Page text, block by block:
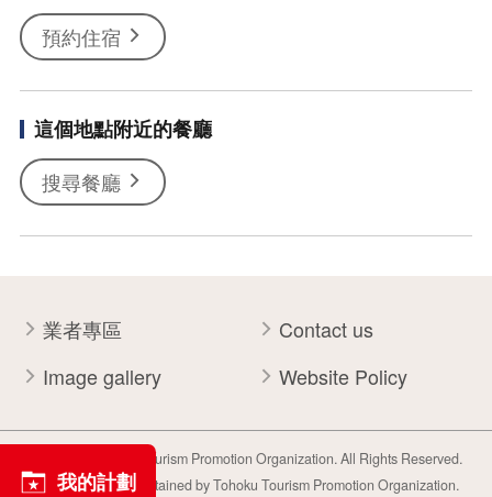
預約住宿
這個地點附近的餐廳
搜尋餐廳
業者專區
Contact us
Image gallery
Website Policy
Copyright Tohoku Tourism Promotion Organization. All Rights Reserved.
This website is maintained by Tohoku Tourism Promotion Organization.
我的計劃